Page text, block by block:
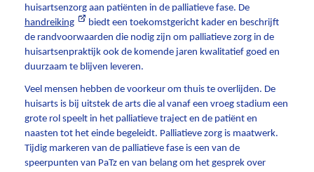
huisartsenzorg aan patiënten in de palliatieve fase. De
handreiking
biedt een toekomstgericht kader en beschrijft
de randvoorwaarden die nodig zijn om palliatieve zorg in de
huisartsenpraktijk ook de komende jaren kwalitatief goed en
duurzaam te blijven leveren.
Veel mensen hebben de voorkeur om thuis te overlijden. De
huisarts is bij uitstek de arts die al vanaf een vroeg stadium een
grote rol speelt in het palliatieve traject en de patiënt en
naasten tot het einde begeleidt. Palliatieve zorg is maatwerk.
Tijdig markeren van de palliatieve fase is een van de
speerpunten van PaTz en van belang om het gesprek over